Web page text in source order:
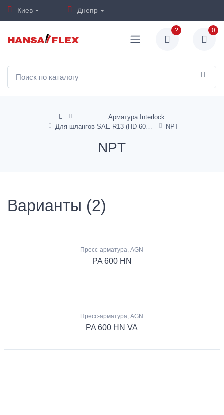
Киев Днепр
? 0
Арматура Interlock
NPT
NPT
Варианты (2)
Пресс-арматура, AGN
PA 600 HN
Пресс-арматура, AGN
PA 600 HN VA